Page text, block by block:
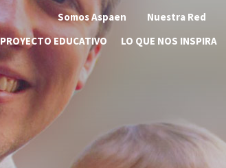
Somos Aspaen Nuestra Red
PROYECTO EDUCATIVO LO QUE NOS INSPIRA